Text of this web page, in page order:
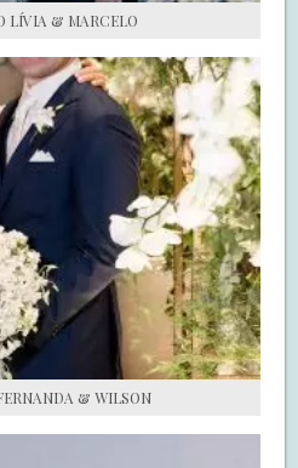
LÍVIA & MARCELO
& WILSON